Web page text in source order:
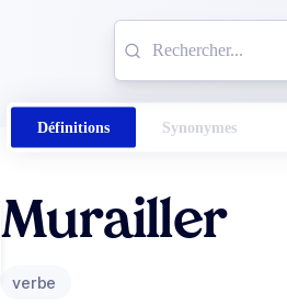
Définitions Synonymes
Murailler
verbe